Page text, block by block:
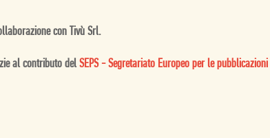
con Tivù Srl.
al contributo del SEPS - Segretariato Europeo per le pubblicazioni